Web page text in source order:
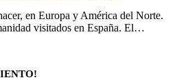
en Europa y América del Norte.
visitados en España. El…